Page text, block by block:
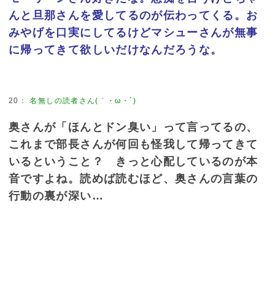
んと旦那さんを愛してるのが伝わってくる。お
みやげを口実にしてるけどマシューさんが無事
に帰ってきて欲しいだけなんだろうな。
20 ：名無しの読者さん(｀・ω・´)
奥さんが「ほんとドン臭い」って言ってるの、
これまで部長さんが何回も怪我して帰ってきて
いるということ？ きっと心配しているのが本
音ですよね。読めば読むほど、奥さんの言葉の
行動の裏が深い…